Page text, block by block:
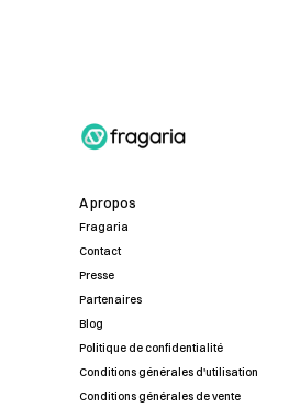
A propos
Fragaria
Contact
Presse
Partenaires
Blog
Politique de confidentialité
Conditions générales d'utilisation
Conditions générales de vente